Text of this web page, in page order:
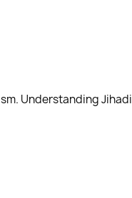
Understanding Jihadi